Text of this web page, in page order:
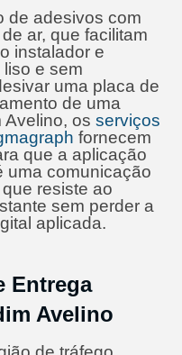
de adesivos com
ar, que facilitam
instalador e
e sem
uma placa de
de uma
Avelino, os serviços
fornecem
que a aplicação
uma comunicação
resiste ao
sem perder a
aplicada.
Entrega
Avelino